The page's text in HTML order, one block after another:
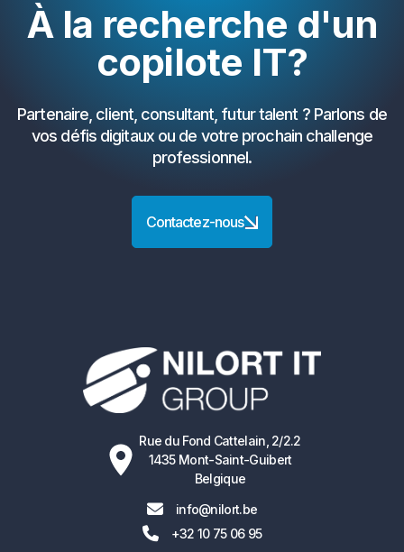
À la recherche d'un
copilote IT?
Partenaire, client, consultant, futur talent ? Parlons de
vos défis digitaux ou de votre prochain challenge
professionnel.
Contactez-nous
Rue du Fond Cattelain, 2/2.2
1435 Mont-Saint-Guibert
Belgique
 info@nilort.be
 +32 10 75 06 95